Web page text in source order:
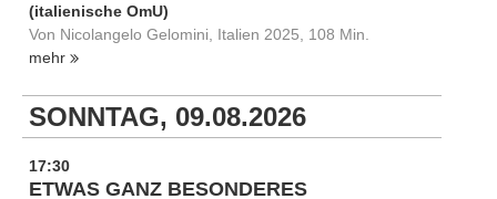
(italienische OmU)
Von Nicolangelo Gelomini, Italien 2025, 108 Min.
mehr
SONNTAG, 09.08.2026
17:30
ETWAS GANZ BESONDERES